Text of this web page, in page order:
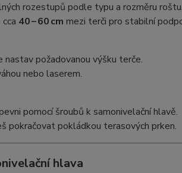
rozestupů podle typu a rozměru roštu.
40 – 60 cm mezi terči pro stabilní
nastav požadovanou výšku terče.
nebo laserem.
pomocí šroubů k samonivelační hlavě.
pokračovat pokládkou terasových prken.
hlava